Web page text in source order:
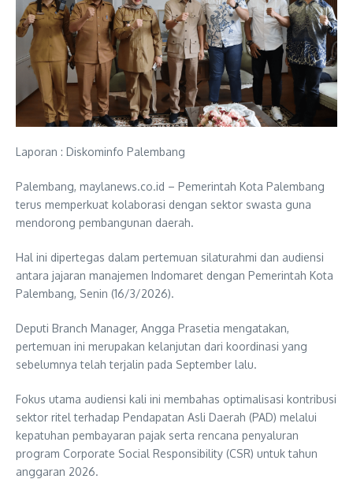
Laporan : Diskominfo Palembang
Palembang, maylanews.co.id – Pemerintah Kota Palembang
terus memperkuat kolaborasi dengan sektor swasta guna
mendorong pembangunan daerah.
Hal ini dipertegas dalam pertemuan silaturahmi dan audiensi
antara jajaran manajemen Indomaret dengan Pemerintah Kota
Palembang, Senin (16/3/2026).
Deputi Branch Manager, Angga Prasetia mengatakan,
pertemuan ini merupakan kelanjutan dari koordinasi yang
sebelumnya telah terjalin pada September lalu.
Fokus utama audiensi kali ini membahas optimalisasi kontribusi
sektor ritel terhadap Pendapatan Asli Daerah (PAD) melalui
kepatuhan pembayaran pajak serta rencana penyaluran
program Corporate Social Responsibility (CSR) untuk tahun
anggaran 2026.